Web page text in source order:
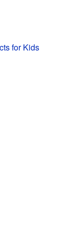
for Kids